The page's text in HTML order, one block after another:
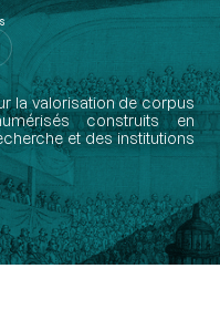
la valorisation de corpus
construits en
et des institutions